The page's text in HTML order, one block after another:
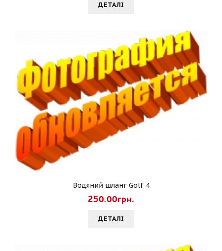
ДЕТАЛI
Водяний шланг Golf 4
250.00грн.
ДЕТАЛI